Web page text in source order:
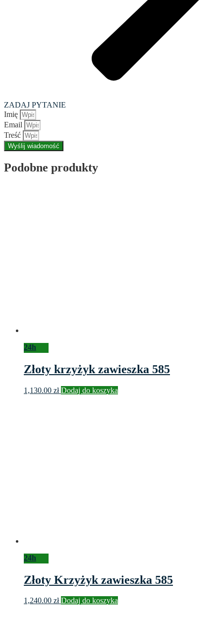
ZADAJ PYTANIE
Imię
Email
Treść
Wyślij wiadomość
Podobne produkty
24h
Złoty krzyżyk zawieszka 585
1,130.00 zł Dodaj do koszyka
24h
Złoty Krzyżyk zawieszka 585
1,240.00 zł Dodaj do koszyka